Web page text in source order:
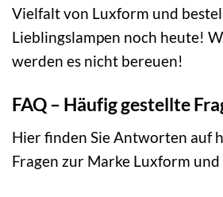
Vielfalt von Luxform und
Lieblingslampen noch heute!
werden es nicht bereuen!
FAQ – Häufig gestellte
Hier finden Sie Antworten auf
Fragen zur Marke Luxform